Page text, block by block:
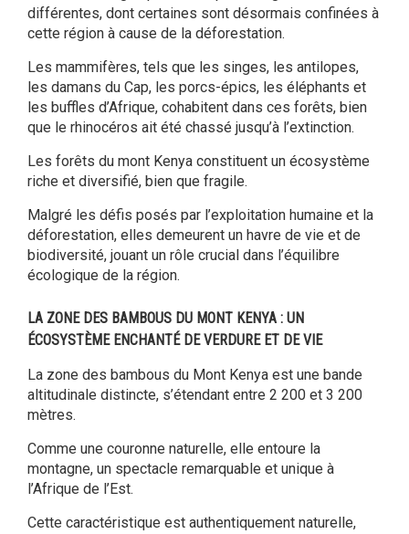
différentes, dont certaines sont désormais confinées à
cette région à cause de la déforestation.
Les mammifères, tels que les singes, les antilopes,
les damans du Cap, les porcs-épics, les éléphants et
les buffles d’Afrique, cohabitent dans ces forêts, bien
que le rhinocéros ait été chassé jusqu’à l’extinction.
Les forêts du mont Kenya constituent un écosystème
riche et diversifié, bien que fragile.
Malgré les défis posés par l’exploitation humaine et la
déforestation, elles demeurent un havre de vie et de
biodiversité, jouant un rôle crucial dans l’équilibre
écologique de la région.
LA ZONE DES BAMBOUS DU MONT KENYA : UN
ÉCOSYSTÈME ENCHANTÉ DE VERDURE ET DE VIE
La zone des bambous du Mont Kenya est une bande
altitudinale distincte, s’étendant entre 2 200 et 3 200
mètres.
Comme une couronne naturelle, elle entoure la
montagne, un spectacle remarquable et unique à
l’Afrique de l’Est.
Cette caractéristique est authentiquement naturelle,